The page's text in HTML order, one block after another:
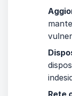
Rete